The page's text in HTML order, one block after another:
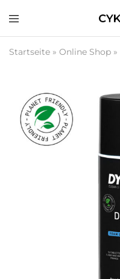
Butik
Startseite » Online Shop »